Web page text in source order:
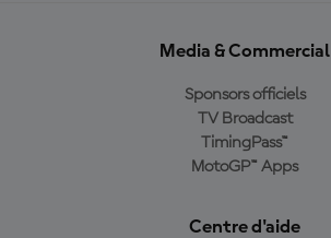
Media & Commercial
Sponsors officiels
TV Broadcast
TimingPass™
MotoGP™ Apps
Centre d'aide